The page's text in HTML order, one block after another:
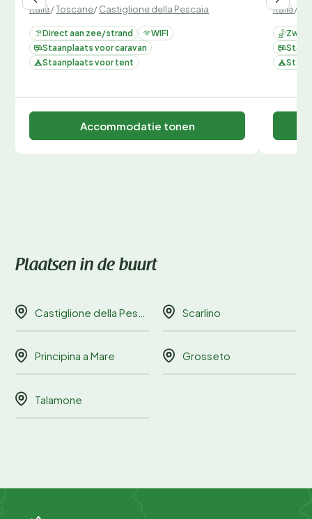
Italië/Toscane/Castiglione della Pescaia
Direct aan zee/strand
WIFI
Staanplaats voor caravan
Staanplaats voor tent
Accommodatie tonen
Italië/
Plaatsen in de buurt
Castiglione della Pescaia Scarlino
Principina a Mare Grosseto
Talamone